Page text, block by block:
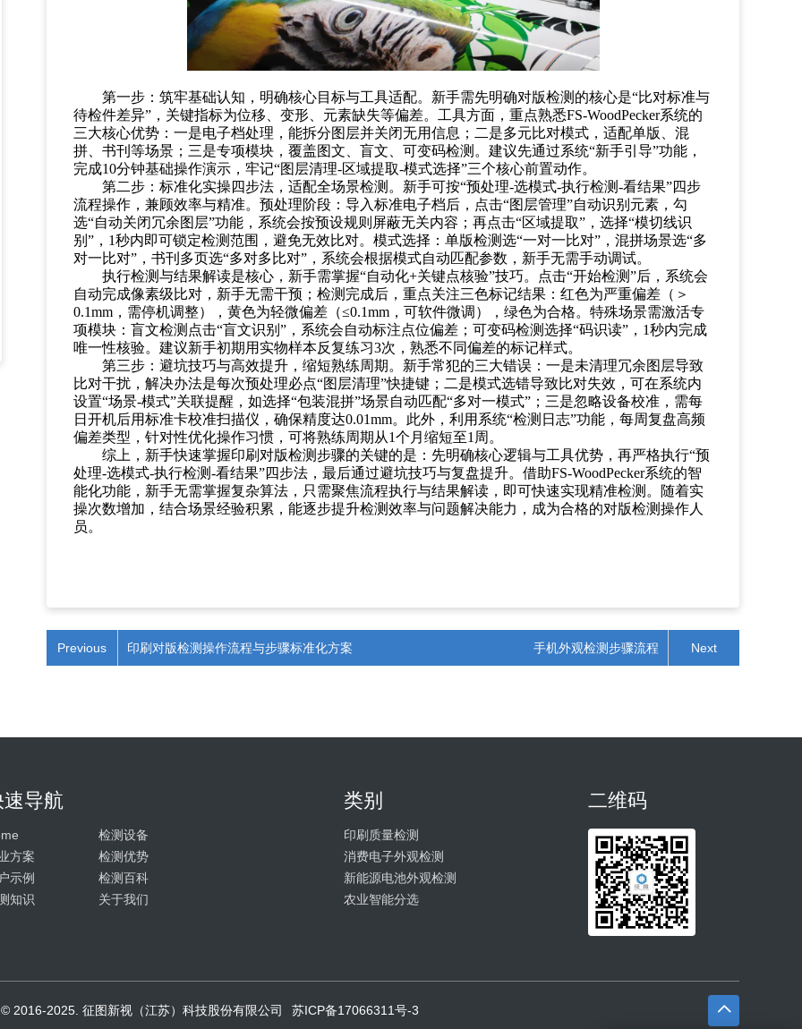
第一步：筑牢基础认知，明确核心目标与工具适配。新手需先明确对版检测的核心是“比对标准与
待检件差异”，关键指标为位移、变形、元素缺失等偏差。工具方面，重点熟悉FS-WoodPecker系统的
三大核心优势：一是电子档处理，能拆分图层并关闭无用信息；二是多元比对模式，适配单版、混
拼、书刊等场景；三是专项模块，覆盖图文、盲文、可变码检测。建议先通过系统“新手引导”功能，
完成10分钟基础操作演示，牢记“图层清理-区域提取-模式选择”三个核心前置动作。
第二步：标准化实操四步法，适配全场景检测。新手可按“预处理-选模式-执行检测-看结果”四步
流程操作，兼顾效率与精准。预处理阶段：导入标准电子档后，点击“图层管理”自动识别元素，勾
选“自动关闭冗余图层”功能，系统会按预设规则屏蔽无关内容；再点击“区域提取”，选择“模切线识
别”，1秒内即可锁定检测范围，避免无效比对。模式选择：单版检测选“一对一比对”，混拼场景选“多
对一比对”，书刊多页选“多对多比对”，系统会根据模式自动匹配参数，新手无需手动调试。
执行检测与结果解读是核心，新手需掌握“自动化+关键点核验”技巧。点击“开始检测”后，系统会
自动完成像素级比对，新手无需干预；检测完成后，重点关注三色标记结果：红色为严重偏差（＞
0.1mm，需停机调整），黄色为轻微偏差（≤0.1mm，可软件微调），绿色为合格。特殊场景需激活专
项模块：盲文检测点击“盲文识别”，系统会自动标注点位偏差；可变码检测选择“码识读”，1秒内完成
唯一性核验。建议新手初期用实物样本反复练习3次，熟悉不同偏差的标记样式。
第三步：避坑技巧与高效提升，缩短熟练周期。新手常犯的三大错误：一是未清理冗余图层导致
比对干扰，解决办法是每次预处理必点“图层清理”快捷键；二是模式选错导致比对失效，可在系统内
设置“场景-模式”关联提醒，如选择“包装混拼”场景自动匹配“多对一模式”；三是忽略设备校准，需每
日开机后用标准卡校准扫描仪，确保精度达0.01mm。此外，利用系统“检测日志”功能，每周复盘高频
偏差类型，针对性优化操作习惯，可将熟练周期从1个月缩短至1周。
综上，新手快速掌握印刷对版检测步骤的关键的是：先明确核心逻辑与工具优势，再严格执行“预
处理-选模式-执行检测-看结果”四步法，最后通过避坑技巧与复盘提升。借助FS-WoodPecker系统的智
能化功能，新手无需掌握复杂算法，只需聚焦流程执行与结果解读，即可快速实现精准检测。随着实
操次数增加，结合场景经验积累，能逐步提升检测效率与问题解决能力，成为合格的对版检测操作人
员。
Previous 印刷对版检测操作流程与步骤标准化方案 手机外观检测步骤流程 Next
速导航
检测设备
方案
检测优势
示例
检测百科
知识
关于我们
类别
印刷质量检测
消费电子外观检测
新能源电池外观检测
农业智能分选
二维码
2016-2025. 征图新视（江苏）科技股份有限公司 苏ICP备17066311号-3